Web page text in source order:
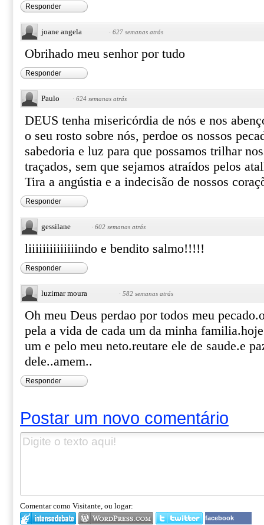
Responder
joane angela · 627 semanas atrás
Obrihado meu senhor por tudo
Responder
Paulo · 624 semanas atrás
DEUS tenha misericórdia de nós e nos
o seu rosto sobre nós, perdoe os nossos
sabedoria e luz para que possamos trilhar
traçados, sem que sejamos atraídos pelos
Tira a angústia e a indecisão de nossos
Responder
gessilane · 602 semanas atrás
liiiiiiiiiiiiiindo e bendito salmo!!!!!
Responder
luzimar moura · 582 semanas atrás
Oh meu Deus perdao por todos meu
pela a vida de cada um da minha
um e pelo meu neto.reutare ele de saude.e
dele..amem..
Responder
Postar um novo comentário
Comentar como Visitante, ou logar:
facebook